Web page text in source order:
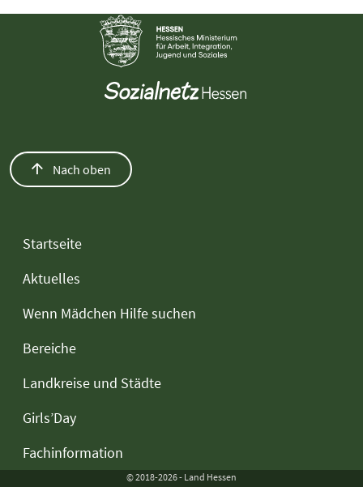
Startseite
Aktuelles
Wenn Mädchen Hilfe suchen
Bereiche
Landkreise und Städte
Girls’Day
Fachinformation
Nach oben
© 2018-2026 - Land Hessen